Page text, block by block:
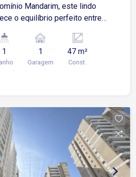
Mandarim, este lindo
o equilíbrio perfeito entre
Comitre e apenas 3 minutos
o Shopping Iguatemi
próximo aos principais
festas Espaço gourmet com
Playground Portaria
sua visita e
perfeito para viver ou
1 1
Garagem
47 m²
Const.